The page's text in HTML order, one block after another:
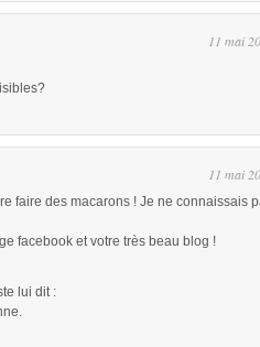
11 mai
11 mai
faire des macarons ! Je ne connaissais
facebook et votre très beau blog !
lui dit :